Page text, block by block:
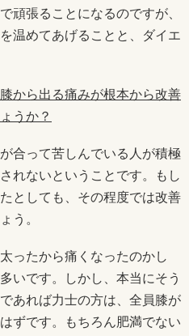
頑張ることになるのですが、
温めてあげることと、ダイエ
から出る痛みが根本から改善
うか？
合って苦しんでいる人が積極
れないということです。もし
としても、その程度では改善
う。
ったから痛くなったのかし
いです。しかし、本当にそう
あれば力士の方は、全員膝が
ずです。もちろん肥満でない